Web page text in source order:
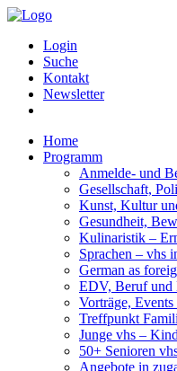
Login
Suche
Kontakt
Newsletter
Home
Programm
Anmelde- und
Gesellschaft,
Kunst, Kultur
Gesundheit,
Kulinaristik –
Sprachen – vhs
German as
EDV, Beruf und
Vorträge,
Treffpunkt
Junge vhs –
50+ Senioren
Angebote in